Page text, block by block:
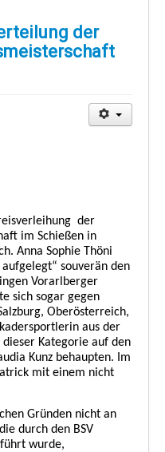
der
der
im Schießen in
Anna Sophie Thöni
souverän den
Vorarlberger
sich sogar gegen
Oberösterreich,
aus der
dieser Kategorie auf den
Kunz behaupten. Im
mit einem nicht
Gründen nicht an
durch den BSV
wurde,